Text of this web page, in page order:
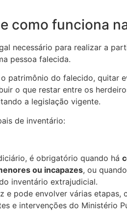
como funciona
necessário para realizar a
pessoa falecida.
patrimônio do falecido, quitar
o que restar entre os
a legislação vigente.
de inventário:
é obrigatório quando há
ou incapazes, ou
inventário extrajudicial.
e pode envolver várias etapas,
e intervenções do Ministério